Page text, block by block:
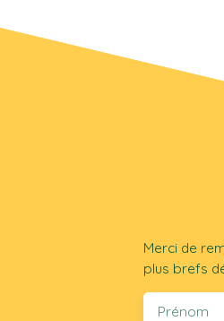
Merci de
plus brefs
Prénom